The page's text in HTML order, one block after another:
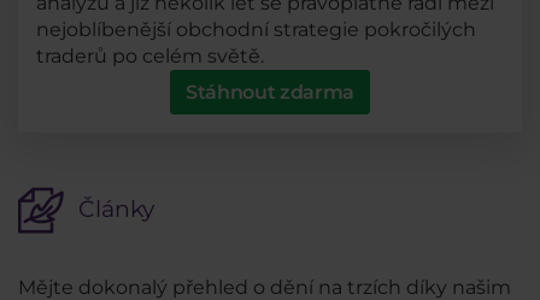
nejoblíbenější obchodní strategie pokročilých
traderů po celém světě.
Stáhnout zdarma
Články
Mějte dokonalý přehled o dění na trzích díky našim